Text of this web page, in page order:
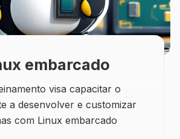
embarcado
visa capacitar o
a desenvolver e customizar
com Linux embarcado